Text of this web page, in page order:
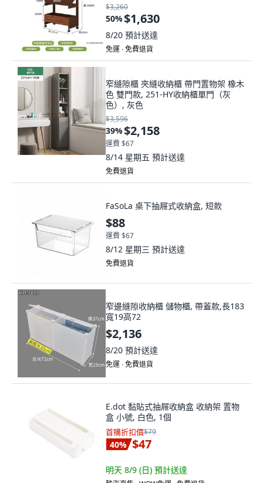
$3,260
50%$1,630
8/20 預計送達
免運 ∙ 免費退貨
窄縫隙櫃 夾縫收納櫃 帶門置物架 橡木
色 雙門款, 251-HY收納櫃單門（灰
色）, 灰色
$3,596
39%$2,158
運費 $67
8/14 星期五 預計送達
免費退貨
FaSoLa 桌下抽屜式收納盒, 短款
$88
運費 $67
8/12 星期三 預計送達
免費退貨
窄邊縫隙收納櫃 儲物櫃, 帶蓋款,長183
寬19高72
$2,136
8/20 預計送達
免運 ∙ 免費退貨
E.dot 黏貼式抽屜收納盒 收納架 置物
盒 小號, 白色, 1個
首購折扣價$79
40% $47
明天 8/9 (日) 預計送達